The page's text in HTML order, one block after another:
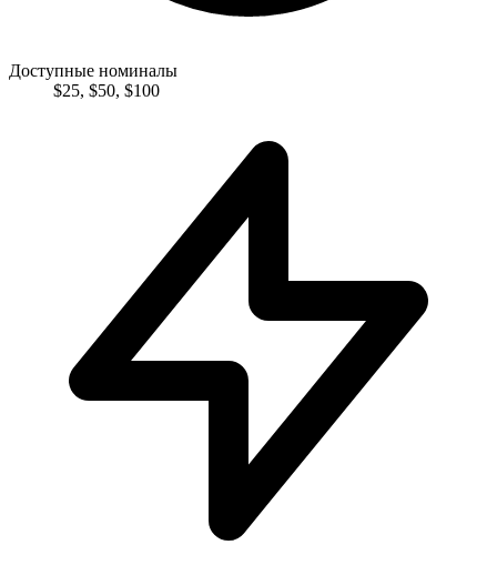
Доступные номиналы
$25, $50, $100